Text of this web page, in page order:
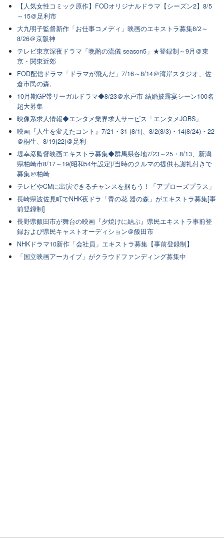
【人気女性コミック原作】FODオリジナルドラマ【シーズン2】8/5
～15＠足利市
大九明子監督新作「お仕事コメディ」映画のエキストラ募集8/2～
8/26＠京阪神
テレビ東京深夜ドラマ「晩酌の流儀 season5」★登録制～9月＠東
京・関東近郊
FOD配信ドラマ「ドラマが飛んだ」7/16～8/14＠湾岸スタジオ、佐
倉市民の森,
10月期GP帯リーガルドラマ◆8/23＠水戸市 結婚披露宴シーン100名
超大募集
映像系求人情報◆エンタメ業界求人サービス「エンタメJOBS」
映画『人生を変えたコント』7/21・31 (8/1)、8/2(8/3)・14(8/24)・22
＠桐生、8/19(22)＠足利
堤幸彦監督映画エキストラ募集◆群馬県各地7/23～25・8/13、新潟
県柏崎市8/17～19(昭和54年設定)/当時のクルマの提供も謝礼付きで
募集＠柏崎
テレビやCMに出演できるチャンスを掴もう！「アプローズプラス」
長崎県波佐見町でNHK夜ドラ「青の花 器の森」がエキストラ募集[事
前登録制]
長野県飯田市が舞台の映画『夕焼けに結ぶ』県民エキストラ事前登
録および県民キャストオーディション＠飯田市
NHKドラマ10新作「会社員」エキストラ募集【事前登録制】
「国立映画アーカイブ」がクラウドファンディング募集中